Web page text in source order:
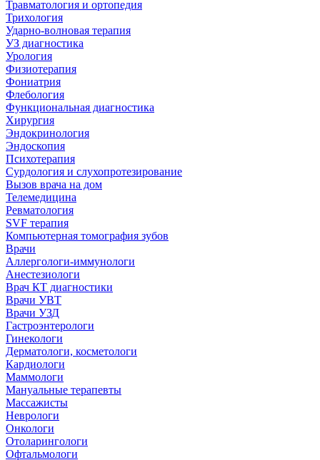
Травматология и ортопедия
Трихология
Ударно-волновая терапия
УЗ диагностика
Урология
Физиотерапия
Фониатрия
Флебология
Функциональная диагностика
Хирургия
Эндокринология
Эндоскопия
Психотерапия
Сурдология и слухопротезирование
Вызов врача на дом
Телемедицина
Ревматология
SVF терапия
Компьютерная томография зубов
Врачи
Аллергологи-иммунологи
Анестезиологи
Врач КТ диагностики
Врачи УВТ
Врачи УЗД
Гастроэнтерологи
Гинекологи
Дерматологи, косметологи
Кардиологи
Маммологи
Мануальные терапевты
Массажисты
Неврологи
Онкологи
Отоларингологи
Офтальмологи